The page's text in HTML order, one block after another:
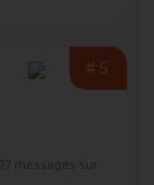
#5
messages sur